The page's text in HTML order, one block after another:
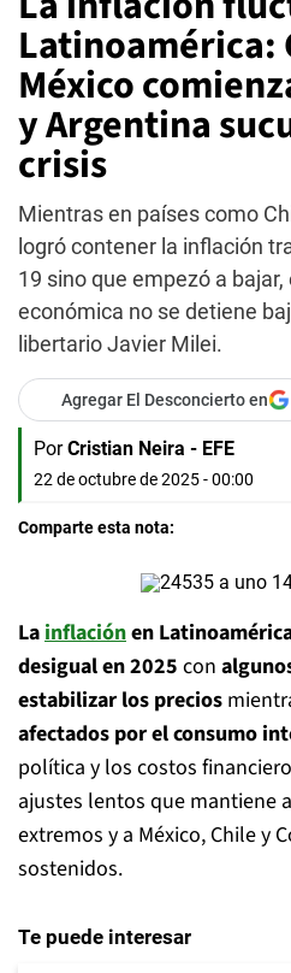
Latinoamérica:
México
y Argentina
crisis
Mientras en países como
logró contener la inflación
19 sino que empezó a
económica no se detiene
libertario Javier Milei.
Agregar El Desconcierto en
Por Cristian Neira - EFE
22 de octubre de 2025 - 00:00
Comparte esta nota:
Lainflaciónen
desigual en 2025 con
estabilizar los precios
afectados por el consumo
política y los costos
ajustes lentos que mantiene
extremos y a México, Chile y
sostenidos.
Te puede interesar